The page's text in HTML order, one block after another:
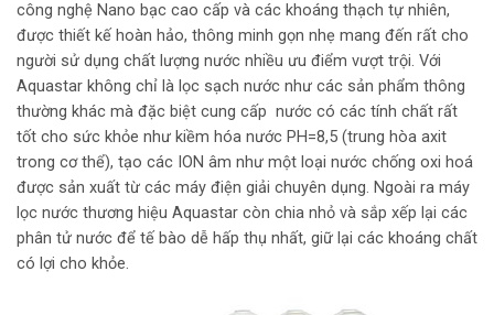
công nghệ Nano bạc cao cấp và các khoáng thạch tự nhiên,
được thiết kế hoàn hảo, thông minh gọn nhẹ mang đến rất cho
người sử dụng chất lượng nước nhiều ưu điểm vượt trội. Với
Aquastar không chỉ là lọc sạch nước như các sản phẩm thông
thường khác mà đặc biệt cung cấp nước có các tính chất rất
tốt cho sức khỏe như kiềm hóa nước PH=8,5 (trung hòa axit
trong cơ thể), tạo các ION âm như một loại nước chống oxi hoá
được sản xuất từ các máy điện giải chuyên dụng. Ngoài ra máy
lọc nước thương hiệu Aquastar còn chia nhỏ và sắp xếp lại các
phân tử nước để tế bào dễ hấp thụ nhất, giữ lại các khoáng chất
có lợi cho khỏe.